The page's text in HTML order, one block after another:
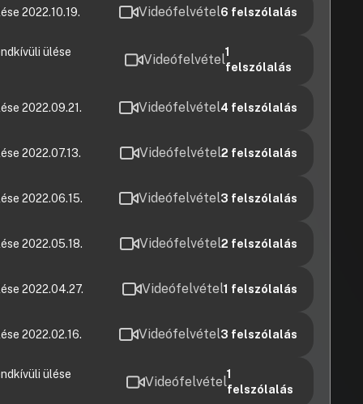
2022.10.19. Videófelvétel6 felszólalás
ülése
Videófelvétel1
felszólalás
2022.09.21. Videófelvétel4 felszólalás
2022.07.13. Videófelvétel2 felszólalás
2022.06.15. Videófelvétel3 felszólalás
2022.05.18. Videófelvétel2 felszólalás
2022.04.27. Videófelvétel1 felszólalás
2022.02.16. Videófelvétel3 felszólalás
ülése
Videófelvétel1
felszólalás